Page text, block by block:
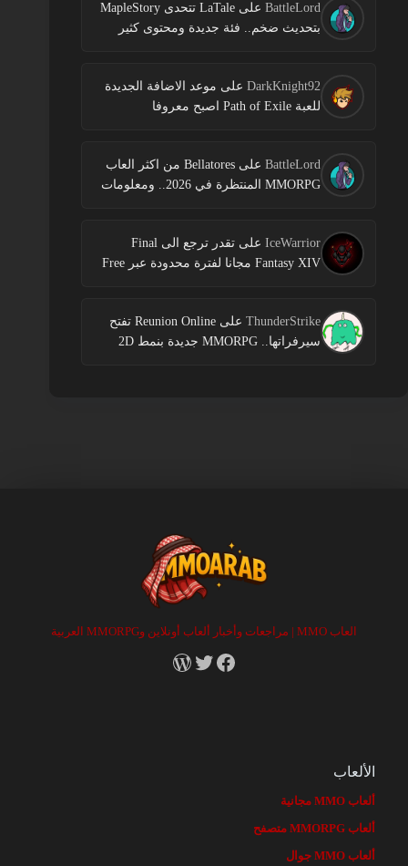
BattleLord على
LaTale تتحدى MapleStory
بتحديث ضخم.. فئة جديدة ومحتوى كثير
DarkKnight92 على موعد الاضافة الجديدة
للعبة Path of Exile اصبح معروفا
BattleLord على
Bellatores من اكثر العاب
MMORPG المنتظرة في 2026.. ومعلومات
IceWarrior على
تقدر ترجع الى Final
Fantasy XIV مجانا لفترة محدودة عبر Free
ThunderStrike على
Reunion Online تفتح
سيرفراتها.. MMORPG جديدة بنمط 2D
العاب MMO | مراجعات وأخبار ألعاب أونلاين وMMORPG العربية
Facebook
X
RSS
الألعاب
ألعاب MMO مجانية
ألعاب MMORPG متصفح
ألعاب MMO جوال